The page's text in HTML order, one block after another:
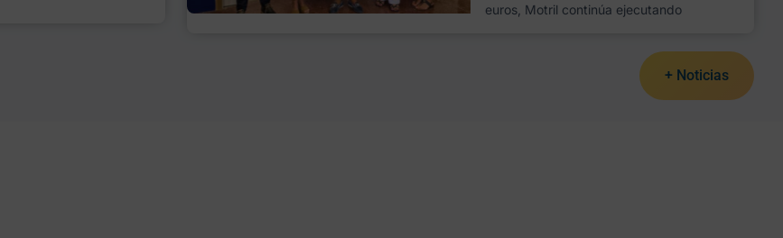
euros, Motril continúa ejecutando
+ Noticias